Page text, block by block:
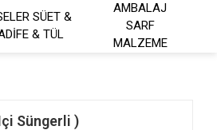
SÜET &
& TÜL
AMBALAJ
SARF
MALZEME
Süngerli )